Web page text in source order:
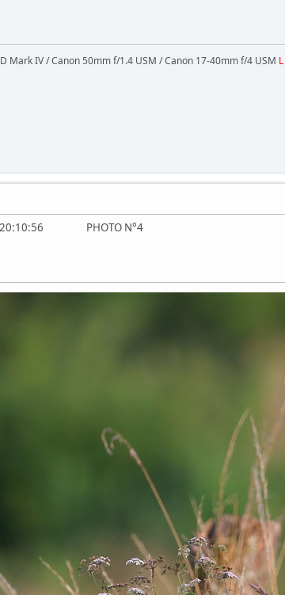
Mark IV / Canon 50mm f/1.4 USM / Canon 17-40mm f/4 USM L
20:10:56 PHOTO N°4